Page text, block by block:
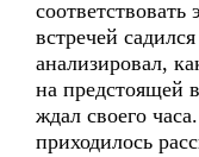
встречей
анализировал,
на предстоящей
ждал своего
приходилось